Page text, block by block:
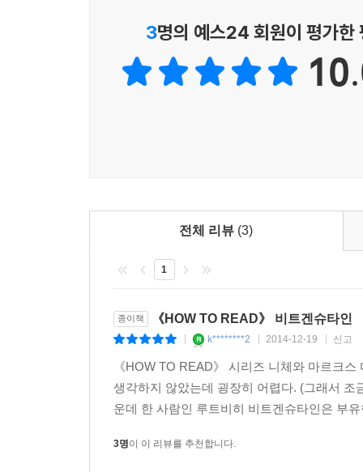
간단하면서도 알기 쉽게 설명하고 있으며, 역
좋을지에 대한 역자들의 진심 어린 조언이 곁들여
3명의 예스24 회원이 평가한
전체 리뷰 (3)
1
종이책 《HOW TO READ》 비트겐슈타인
k********2 2014-12-19 신고
《HOW TO READ》 시리즈 니체와 마르크
생각하지 않았는데 굉장히 어렵다. (그래서
운데 한 사람인 루트비히 비트겐슈타인은 부
3명이 이 리뷰를 추천합니다.